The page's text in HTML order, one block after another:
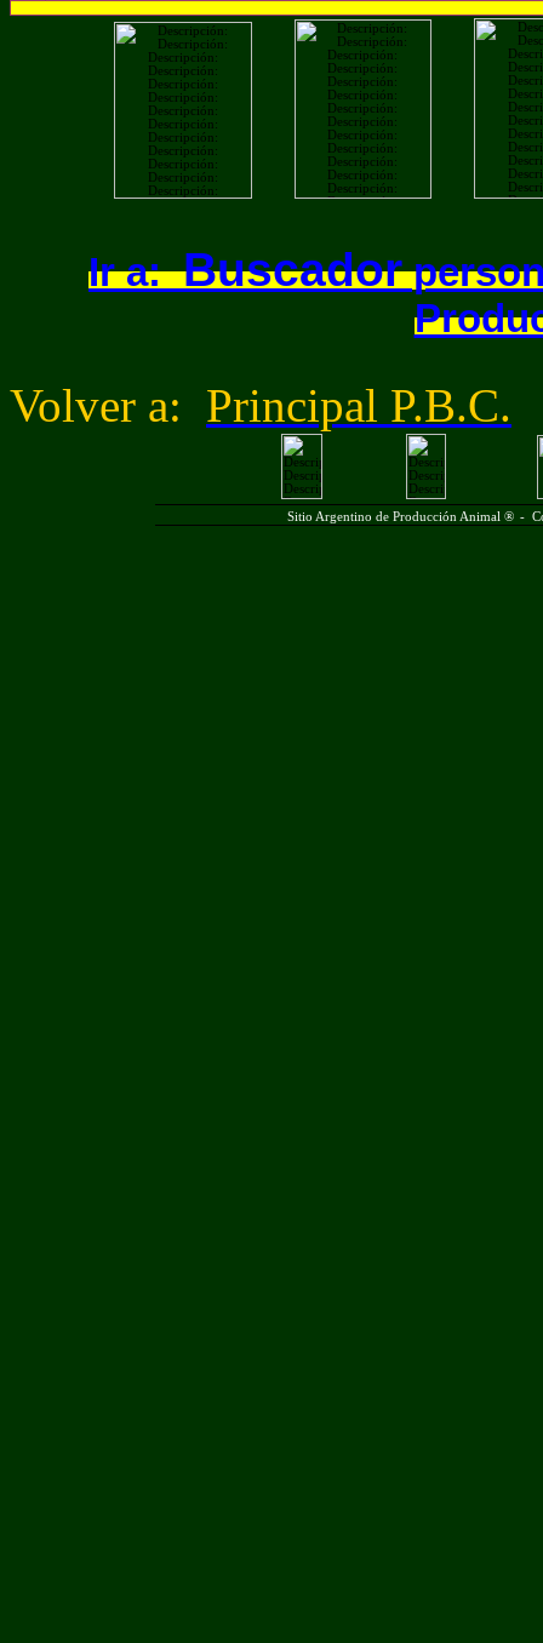
Ir a: Buscador
Volver a: Principal P.B.C.
Sitio Argentino de Producción Animal ® -